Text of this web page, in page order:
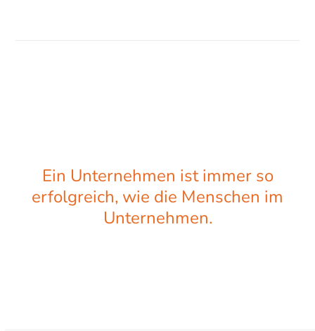
Ein Unternehmen ist immer so
erfolgreich, wie die Menschen im
Unternehmen.